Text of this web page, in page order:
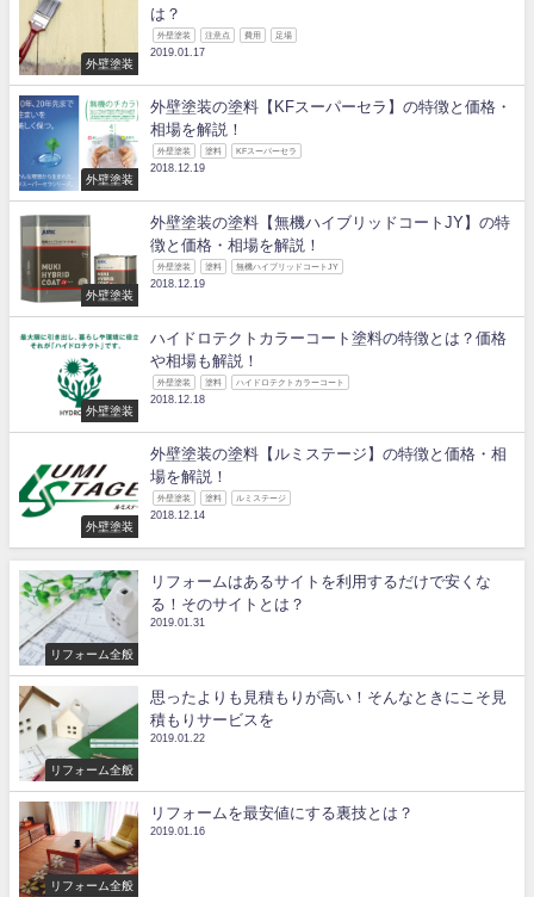
外壁塗装
は？
外壁塗装 注意点 費用 足場
2019.01.17
外壁塗装
外壁塗装の塗料【KFスーパーセラ】の特徴と価格・
相場を解説！
外壁塗装 塗料 KFスーパーセラ
2018.12.19
外壁塗装
外壁塗装の塗料【無機ハイブリッドコートJY】の特
徴と価格・相場を解説！
外壁塗装 塗料 無機ハイブリッドコートJY
2018.12.19
外壁塗装
ハイドロテクトカラーコート塗料の特徴とは？価格
や相場も解説！
外壁塗装 塗料 ハイドロテクトカラーコート
2018.12.18
外壁塗装
外壁塗装の塗料【ルミステージ】の特徴と価格・相
場を解説！
外壁塗装 塗料 ルミステージ
2018.12.14
リフォーム全般
リフォームはあるサイトを利用するだけで安くな
る！そのサイトとは？
2019.01.31
リフォーム全般
思ったよりも見積もりが高い！そんなときにこそ見
積もりサービスを
2019.01.22
リフォーム全般
リフォームを最安値にする裏技とは？
2019.01.16